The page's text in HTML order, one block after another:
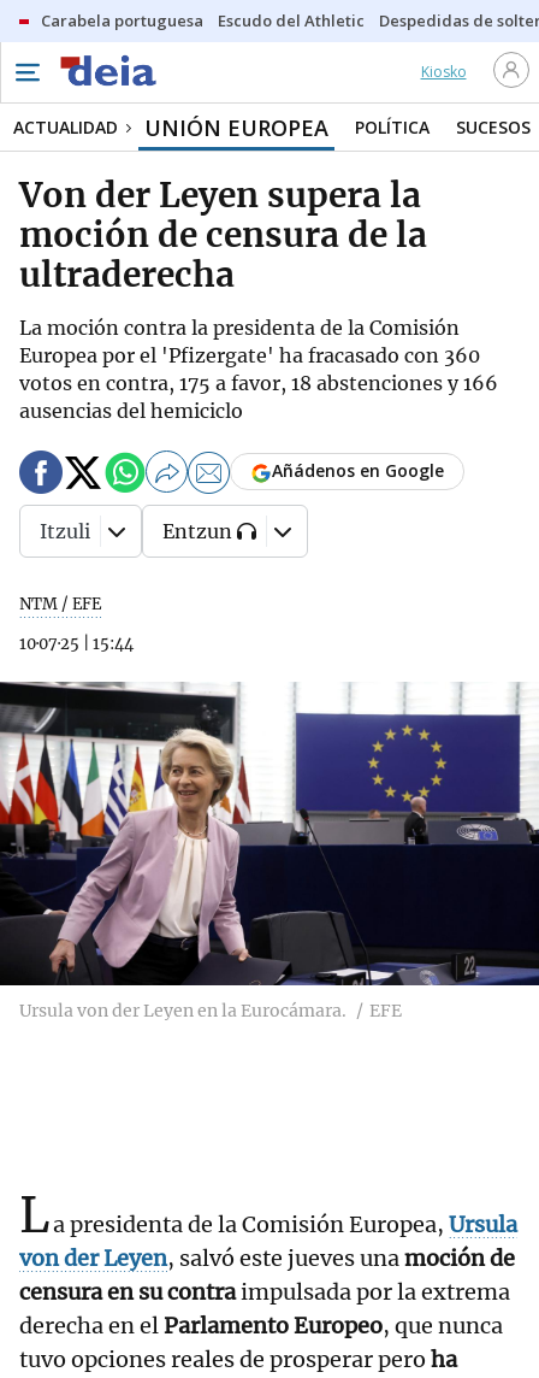
Carabela portuguesa Escudo del Athletic Despedidas de
Kiosko
ACTUALIDAD UNIÓN EUROPEA POLÍTICA SUCESOS
Von der Leyen supera la
moción de censura de la
ultraderecha
La moción contra la presidenta de la Comisión
Europea por el 'Pfizergate' ha fracasado con 360
votos en contra, 175 a favor, 18 abstenciones y 166
ausencias del hemiciclo
NTM / EFE
10·07·25
15:44
Añádenos en Google
Itzuli Entzun
Ursula von der Leyen en la Eurocámara. EFE
La presidenta de la Comisión Europea, Ursula
von der Leyen, salvó este jueves unamoción de
censura en su contraimpulsada por la extrema
derecha en elParlamento Europeo, que nunca
tuvo opciones reales de prosperar pero ha